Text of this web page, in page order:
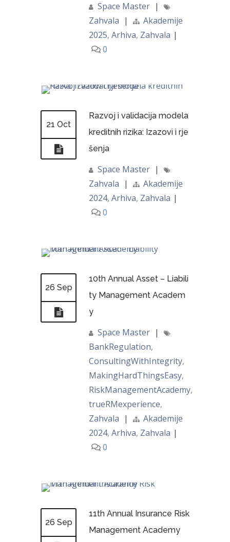
Space Master |
Zahvala |
Akademije
2025, Arhiva, Zahvala |
0
21 Oct
Razvoj i validacija modela
kreditnih rizika: Izazovi i rje
šenja
Space Master |
Zahvala |
Akademije
2024, Arhiva, Zahvala |
0
26 Sep
10th Annual Asset – Liabili
ty Management Academ
y
Space Master |
BankRegulation,
ConsultingWithIntegrity,
MakingHardThingsEasy,
RiskManagementAcademy,
trueRMexperience,
Zahvala |
Akademije
2024, Arhiva, Zahvala |
0
26 Sep
11th Annual Insurance Risk
Management Academy